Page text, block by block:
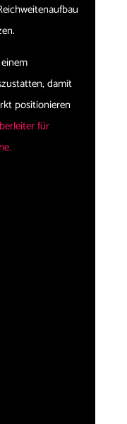
damit
positionieren
für